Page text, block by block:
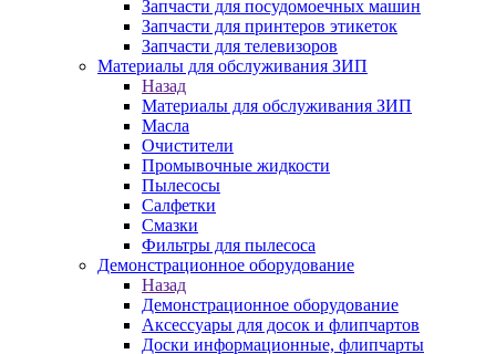
Запчасти для посудомоечных машин
Запчасти для принтеров этикеток
Запчасти для телевизоров
Материалы для обслуживания ЗИП
Назад
Материалы для обслуживания ЗИП
Масла
Очистители
Промывочные жидкости
Пылесосы
Салфетки
Смазки
Фильтры для пылесоса
Демонстрационное оборудование
Назад
Демонстрационное оборудование
Аксессуары для досок и флипчартов
Доски информационные, флипчарты